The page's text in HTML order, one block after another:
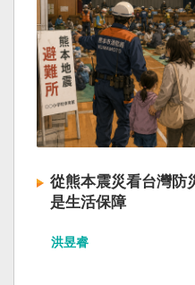
從熊本震災看台灣防
是生活保障
洪昱睿